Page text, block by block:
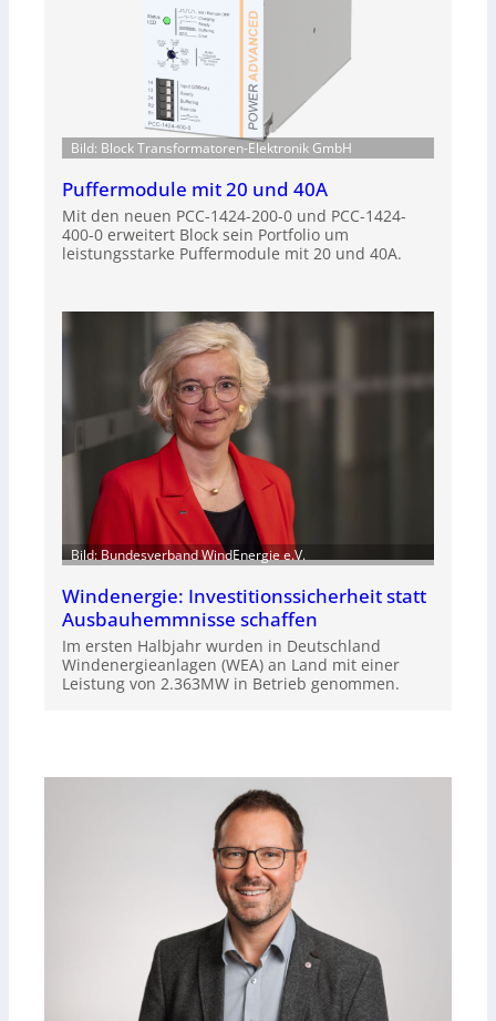
Bild: Block Transformatoren-Elektronik GmbH
Puffermodule mit 20 und 40A
Mit den neuen PCC-1424-200-0 und PCC-1424-
400-0 erweitert Block sein Portfolio um
leistungsstarke Puffermodule mit 20 und 40A.
Bild: Bundesverband WindEnergie e.V.
Windenergie: Investitionssicherheit statt
Ausbauhemmnisse schaffen
Im ersten Halbjahr wurden in Deutschland
Windenergieanlagen (WEA) an Land mit einer
Leistung von 2.363MW in Betrieb genommen.